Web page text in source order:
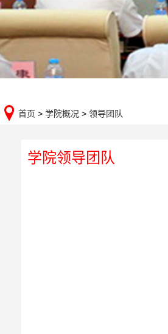
首页 > 学院概况 > 领导团队
学院领导团队